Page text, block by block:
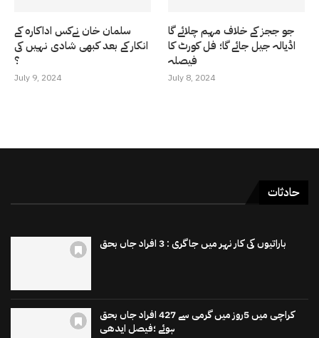
سلمان خان نےکس اداکارہ کے
انکار کے بعد کبھی شادی نہیں کی
؟
July 9, 2024
جو ججز کے خلاف مہم چلائے گا
اڈیالہ جیل جائے گا؛ فل کورٹ کا
فیصلہ
July 8, 2024
حادثات
باراتیوں کی کار نہر میں جاگری : 3 افراد جاں بحق
کراچی میں 5روز میں گرمی سے 427 افراد جاں بحق
ہوئے ؛فیصل ایدھی